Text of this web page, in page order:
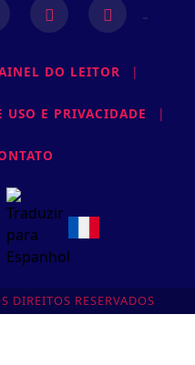
DO LEITOR |
USO E PRIVACIDADE |
DIREITOS RESERVADOS